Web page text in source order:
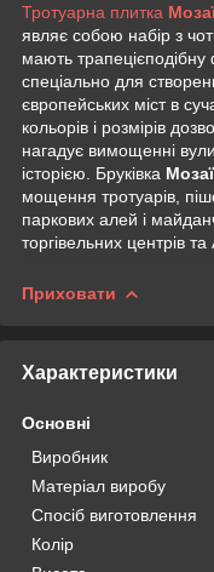
Тротуарна плитка
являє собою набір з
мають
спеціально для
європейських міст в
кольорів і розмірів
нагадує вимощенні
історією. Бруківка
мощення тротуарів,
паркових алей і
торгівельних центрів та
Приховати
Характеристики
Основні
Виробник
Матеріал виробу
Спосіб виготовлення
Колір